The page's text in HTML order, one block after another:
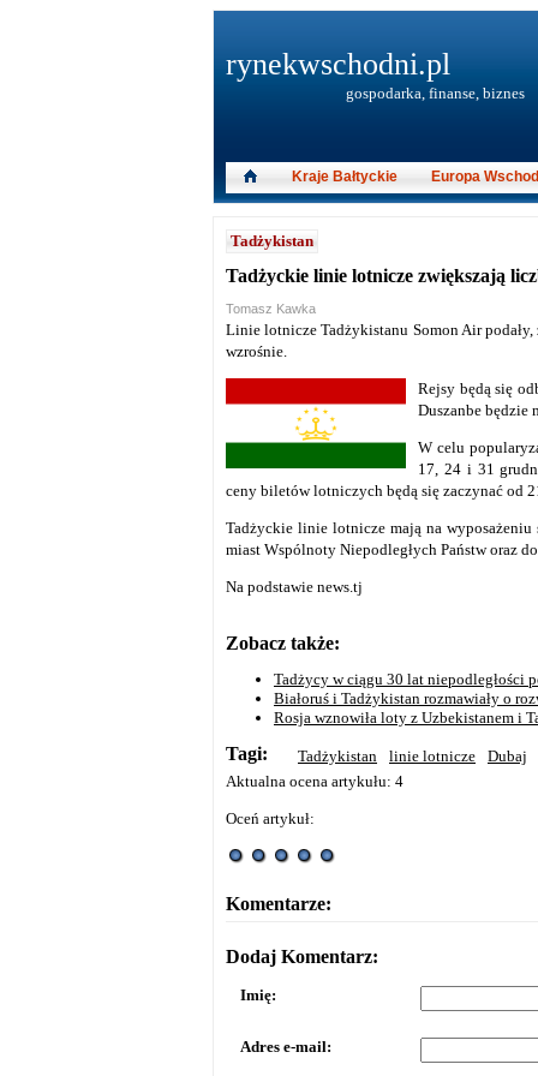
Tadżykistan
Tadżyckie linie lotnicze zwiększają
Tomasz Kawka
Linie lotnicze Tadżykistanu Somon Air
wzrośnie.
Rejsy będą się
Duszanbe będzie
W celu
17, 24 i 31
ceny biletów lotniczych będą się zaczynać od
Tadżyckie linie lotnicze mają na
miast Wspólnoty Niepodległych Państw oraz
Na podstawie news.tj
Zobacz także:
Tadżycy w ciągu 30 lat niepodległości
Białoruś i Tadżykistan rozmawiały o
Rosja wznowiła loty z Uzbekistanem i
Tagi: Tadżykistan linie lotnicze
Dubaj
Aktualna ocena artykułu: 4
Oceń artykuł:
Komentarze:
Dodaj Komentarz:
Imię:
Adres e-mail:
rynekwschodni.pl
gospodarka, finanse, biznes
Kraje Bałtyckie Europa